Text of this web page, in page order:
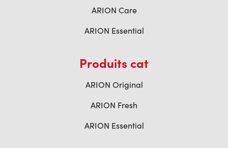
ARION Care
ARION Essential
Produits cat
ARION Original
ARION Fresh
ARION Essential